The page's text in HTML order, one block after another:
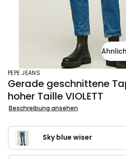
PEPE JEANS
Gerade geschnittene
hoher Taille VIOLETT
Beschreibung ansehen
Sky blue wiser